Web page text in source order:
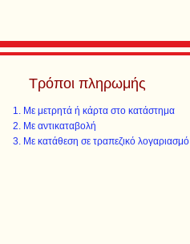
Τρόποι πληρωμής
Με μετρητά ή κάρτα στο κατάστημα
Με αντικαταβολή
Με κατάθεση σε τραπεζικό λογαριασμό